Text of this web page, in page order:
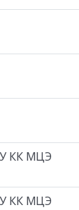
КК МЦЭ
КК МЦЭ